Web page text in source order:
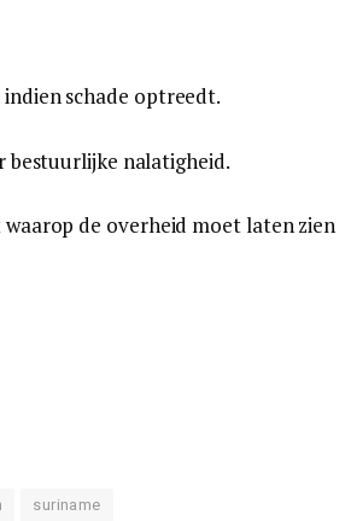
schade optreedt.
bestuurlijke nalatigheid.
de overheid moet laten zien
suriname